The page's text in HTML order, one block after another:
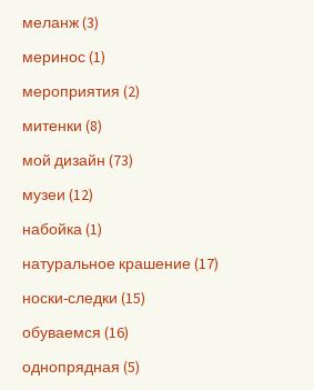
меланж (3)
меринос (1)
мероприятия (2)
митенки (8)
мой дизайн (73)
музеи (12)
набойка (1)
натуральное крашение (17)
носки-следки (15)
обуваемся (16)
однопрядная (5)